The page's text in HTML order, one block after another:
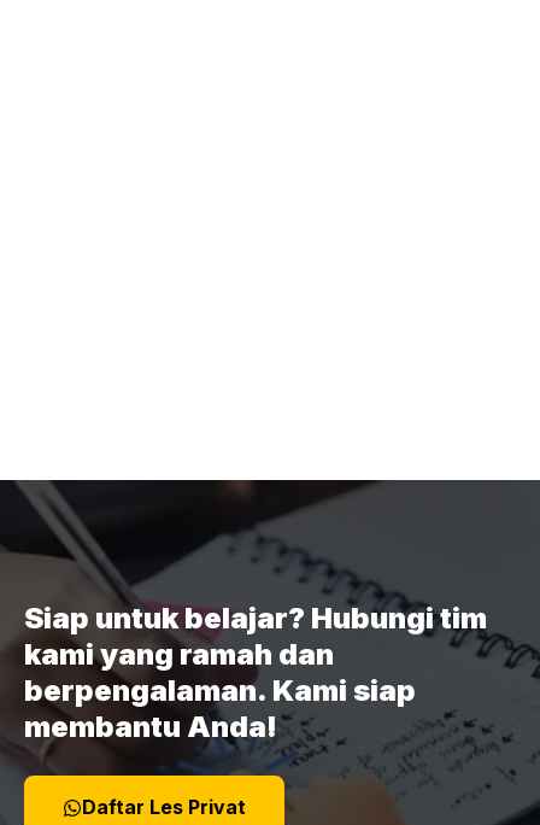
Siap untuk belajar? Hubungi tim
kami yang ramah dan
berpengalaman. Kami siap
membantu Anda!
Daftar Les Privat